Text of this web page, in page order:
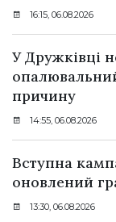
16:15, 06.08.2026
У Дружківці
причину
14:55, 06.08.2026
Вступна
оновлений
13:30, 06.08.2026